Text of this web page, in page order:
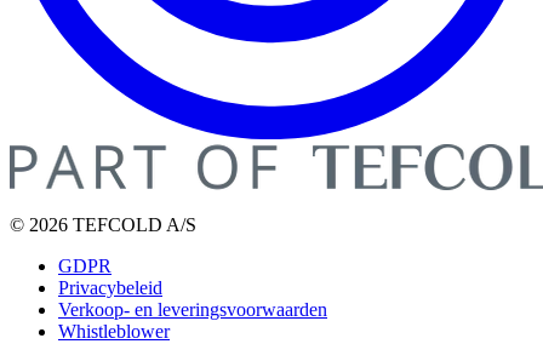
© 2026 TEFCOLD A/S
GDPR
Privacybeleid
Verkoop- en leveringsvoorwaarden
Whistleblower